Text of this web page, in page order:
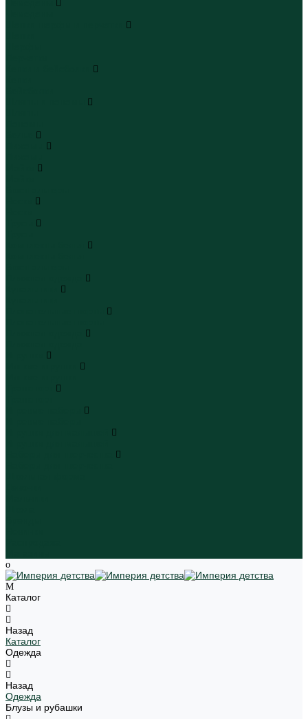
Каталог
Назад
Каталог
Одежда
Назад
Одежда
Блузы и рубашки